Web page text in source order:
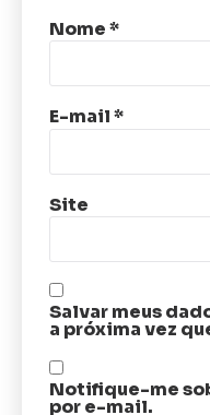
Nome*
E-mail*
Site
Salvar meus
a próxima vez
Notifique-me
por e-mail.